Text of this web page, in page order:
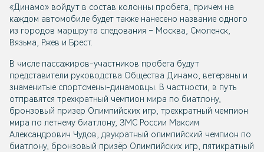
«Динамо» войдут в состав колонны пробега, причем на
каждом автомобиле будет также нанесено название одного
из городов маршрута следования – Москва, Смоленск,
Вязьма, Ржев и Брест.
В числе пассажиров-участников пробега будут
представители руководства Общества Динамо, ветераны и
знаменитые спортсмены-динамовцы. В частности, в путь
отправятся трехкратный чемпион мира по биатлону,
бронзовый призер Олимпийских игр, трехкратный чемпион
мира по летнему биатлону, ЗМС России Максим
Александрович Чудов, двукратный олимпийский чемпион по
биатлону, бронзовый призёр Олимпийских игр, пятикратный